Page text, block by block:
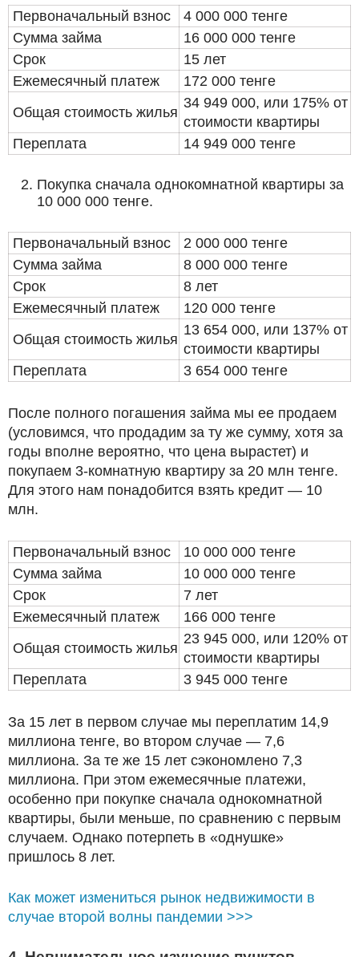
Первоначальный взнос
4 000 000 тенге
Сумма займа
16 000 000 тенге
Срок
15 лет
Ежемесячный платеж
172 000 тенге
Общая стоимость жилья
34 949 000, или 175% от
стоимости квартиры
Переплата
14 949 000 тенге
Покупка сначала однокомнатной квартиры за
10 000 000 тенге.
Первоначальный взнос
2 000 000 тенге
Сумма займа
8 000 000 тенге
Срок
8 лет
Ежемесячный платеж
120 000 тенге
Общая стоимость жилья
13 654 000, или 137% от
стоимости квартиры
Переплата
3 654 000 тенге
После полного погашения займа мы ее продаем
(условимся, что продадим за ту же сумму, хотя за
годы вполне вероятно, что цена вырастет) и
покупаем 3-комнатную квартиру за 20 млн тенге.
Для этого нам понадобится взять кредит — 10
млн.
Первоначальный взнос
10 000 000 тенге
Сумма займа
10 000 000 тенге
Срок
7 лет
Ежемесячный платеж
166 000 тенге
Общая стоимость жилья
23 945 000, или 120% от
стоимости квартиры
Переплата
3 945 000 тенге
За 15 лет в первом случае мы переплатим 14,9
миллиона тенге, во втором случае — 7,6
миллиона. За те же 15 лет сэкономлено 7,3
миллиона. При этом ежемесячные платежи,
особенно при покупке сначала однокомнатной
квартиры, были меньше, по сравнению с первым
случаем. Однако потерпеть в «однушке»
пришлось 8 лет.
Как может измениться рынок недвижимости в
случае второй волны пандемии >>>